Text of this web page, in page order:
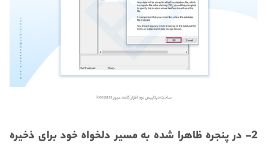
ساخت دیتابیس نرم افزار کلمه عبور keepass
2- در پنجره ظاهرا شده به مسیر دلخواه خود برای ذخیره